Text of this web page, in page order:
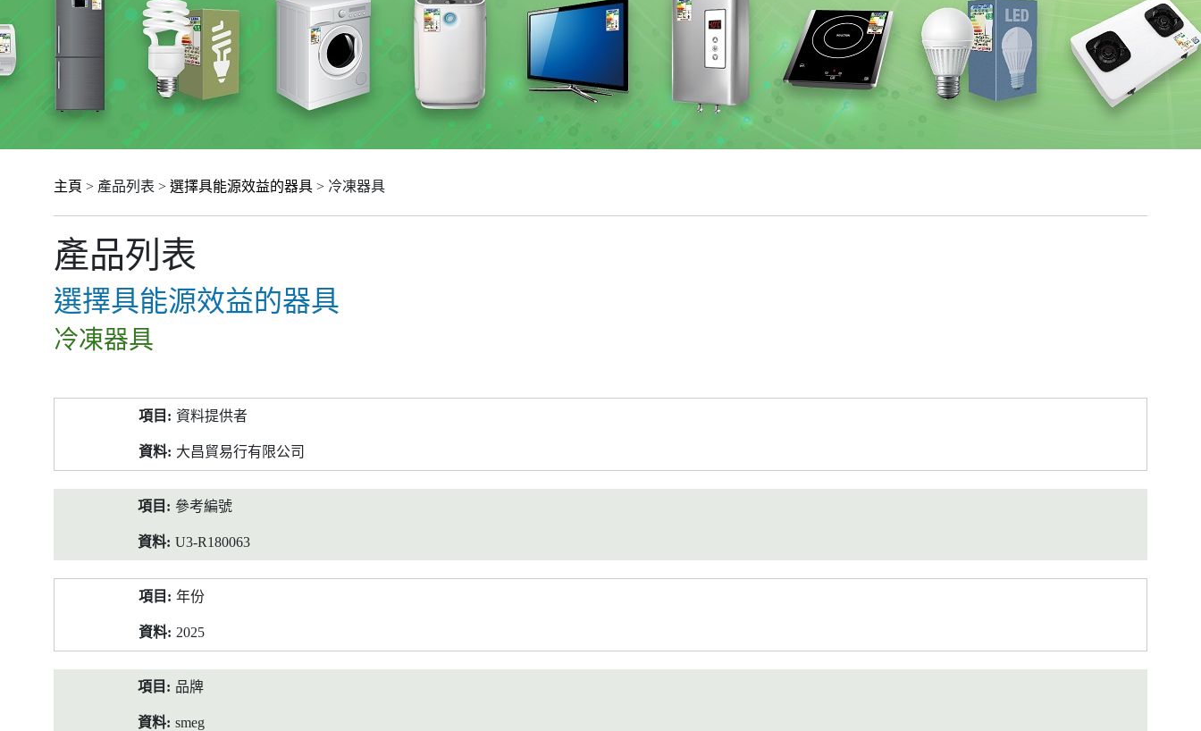
主頁 > 產品列表 > 選擇具能源效益的器具 > 冷凍器具
產品列表
選擇具能源效益的器具
冷凍器具
料
資料提供者
大昌貿易行有限公司
參考編號
U3-R180063
年份
2025
品牌
smeg